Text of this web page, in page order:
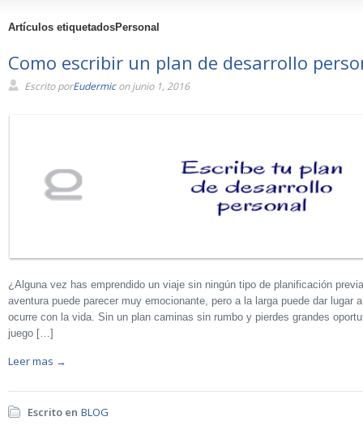
Artículos etiquetadosPersonal
Como escribir un plan de desarrollo
Escrito porEudermicon junio 1, 2016
¿Alguna vez has emprendido un viaje sin ningún tipo de planificación
aventura puede parecer muy emocionante, pero a la larga puede dar lugar
ocurre con la vida. Sin un plan caminas sin rumbo y pierdes grandes
juego […]
Leer mas →
Escrito en BLOG